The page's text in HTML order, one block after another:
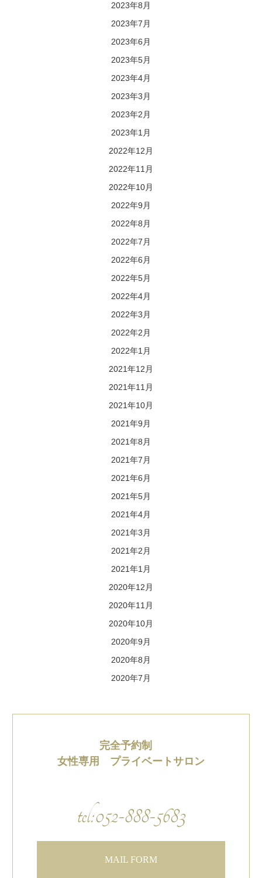
2023年8月
2023年7月
2023年6月
2023年5月
2023年4月
2023年3月
2023年2月
2023年1月
2022年12月
2022年11月
2022年10月
2022年9月
2022年8月
2022年7月
2022年6月
2022年5月
2022年4月
2022年3月
2022年2月
2022年1月
2021年12月
2021年11月
2021年10月
2021年9月
2021年8月
2021年7月
2021年6月
2021年5月
2021年4月
2021年3月
2021年2月
2021年1月
2020年12月
2020年11月
2020年10月
2020年9月
2020年8月
2020年7月
完全予約制
女性専用 プライベートサロン
tel:052-888-5683
MAIL FORM